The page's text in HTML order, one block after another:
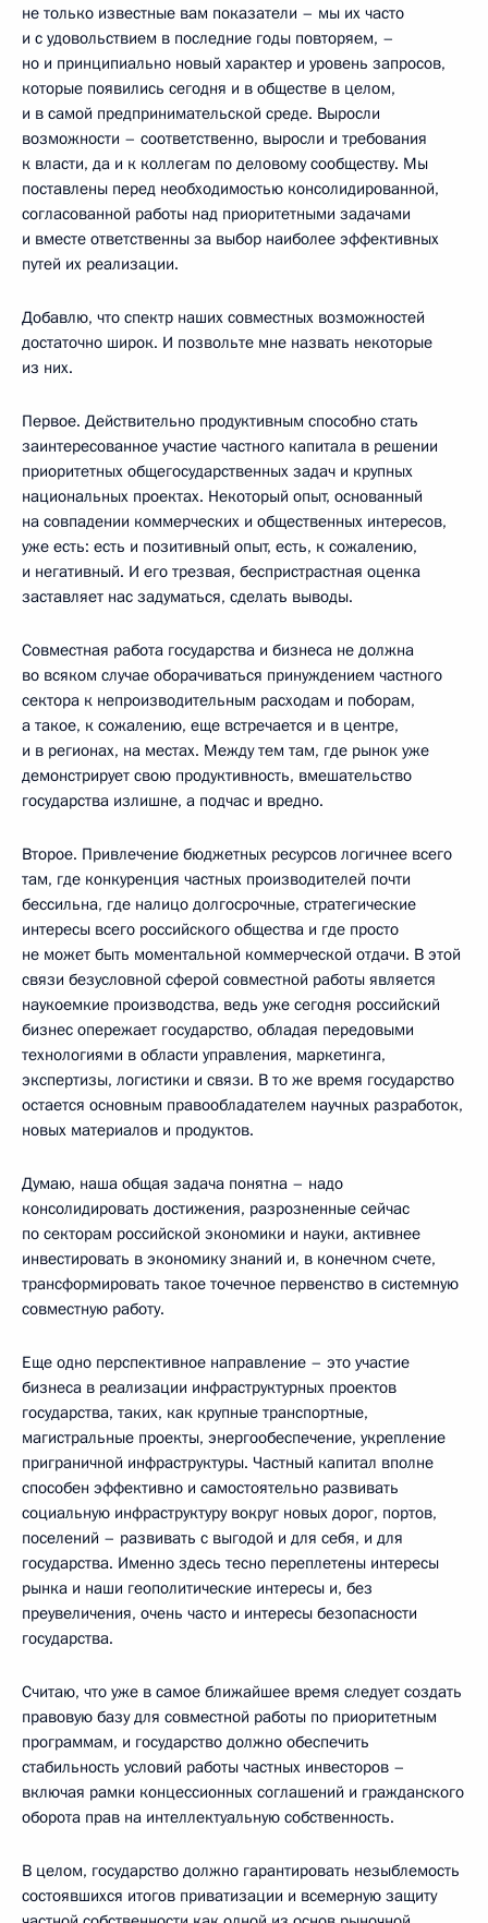
не только известные вам показатели – мы их часто
и с удовольствием в последние годы повторяем, –
но и принципиально новый характер и уровень запросов,
которые появились сегодня и в обществе в целом,
и в самой предпринимательской среде. Выросли
возможности – соответственно, выросли и требования
к власти, да и к коллегам по деловому сообществу. Мы
поставлены перед необходимостью консолидированной,
согласованной работы над приоритетными задачами
и вместе ответственны за выбор наиболее эффективных
путей их реализации.
Добавлю, что спектр наших совместных возможностей
достаточно широк. И позвольте мне назвать некоторые
из них.
Первое. Действительно продуктивным способно стать
заинтересованное участие частного капитала в решении
приоритетных общегосударственных задач и крупных
национальных проектах. Некоторый опыт, основанный
на совпадении коммерческих и общественных интересов,
уже есть: есть и позитивный опыт, есть, к сожалению,
и негативный. И его трезвая, беспристрастная оценка
заставляет нас задуматься, сделать выводы.
Совместная работа государства и бизнеса не должна
во всяком случае оборачиваться принуждением частного
сектора к непроизводительным расходам и поборам,
а такое, к сожалению, еще встречается и в центре,
и в регионах, на местах. Между тем там, где рынок уже
демонстрирует свою продуктивность, вмешательство
государства излишне, а подчас и вредно.
Второе. Привлечение бюджетных ресурсов логичнее всего
там, где конкуренция частных производителей почти
бессильна, где налицо долгосрочные, стратегические
интересы всего российского общества и где просто
не может быть моментальной коммерческой отдачи. В этой
связи безусловной сферой совместной работы является
наукоемкие производства, ведь уже сегодня российский
бизнес опережает государство, обладая передовыми
технологиями в области управления, маркетинга,
экспертизы, логистики и связи. В то же время государство
остается основным правообладателем научных разработок,
новых материалов и продуктов.
Думаю, наша общая задача понятна – надо
консолидировать достижения, разрозненные сейчас
по секторам российской экономики и науки, активнее
инвестировать в экономику знаний и, в конечном счете,
трансформировать такое точечное первенство в системную
совместную работу.
Еще одно перспективное направление – это участие
бизнеса в реализации инфраструктурных проектов
государства, таких, как крупные транспортные,
магистральные проекты, энергообеспечение, укрепление
приграничной инфраструктуры. Частный капитал вполне
способен эффективно и самостоятельно развивать
социальную инфраструктуру вокруг новых дорог, портов,
поселений – развивать с выгодой и для себя, и для
государства. Именно здесь тесно переплетены интересы
рынка и наши геополитические интересы и, без
преувеличения, очень часто и интересы безопасности
государства.
Считаю, что уже в самое ближайшее время следует создать
правовую базу для совместной работы по приоритетным
программам, и государство должно обеспечить
стабильность условий работы частных инвесторов –
включая рамки концессионных соглашений и гражданского
оборота прав на интеллектуальную собственность.
В целом, государство должно гарантировать незыблемость
состоявшихся итогов приватизации и всемерную защиту